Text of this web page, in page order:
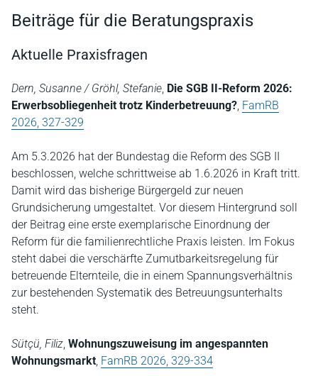
Beiträge für die Beratungspraxis
Aktuelle Praxisfragen
Dern, Susanne / Gröhl, Stefanie, Die SGB II-Reform 2026:
Erwerbsobliegenheit trotz Kinderbetreuung?, FamRB
2026, 327-329
Am 5.3.2026 hat der Bundestag die Reform des SGB II
beschlossen, welche schrittweise ab 1.6.2026 in Kraft tritt.
Damit wird das bisherige Bürgergeld zur neuen
Grundsicherung umgestaltet. Vor diesem Hintergrund soll
der Beitrag eine erste exemplarische Einordnung der
Reform für die familienrechtliche Praxis leisten. Im Fokus
steht dabei die verschärfte Zumutbarkeitsregelung für
betreuende Elternteile, die in einem Spannungsverhältnis
zur bestehenden Systematik des Betreuungsunterhalts
steht.
Sütçü, Filiz, Wohnungszuweisung im angespannten
Wohnungsmarkt, FamRB 2026, 329-334